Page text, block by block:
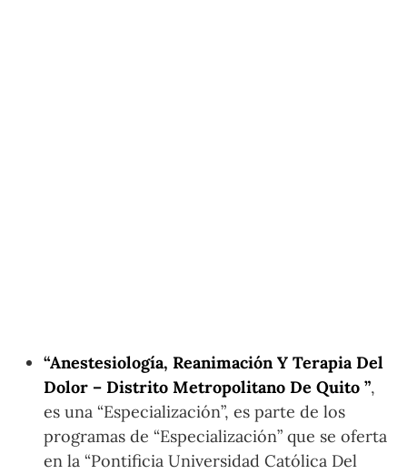
“Anestesiología, Reanimación Y Terapia Del
Dolor – Distrito Metropolitano De Quito ”,
es una “Especialización”, es parte de los
programas de “Especialización” que se oferta
en la “Pontificia Universidad Católica Del